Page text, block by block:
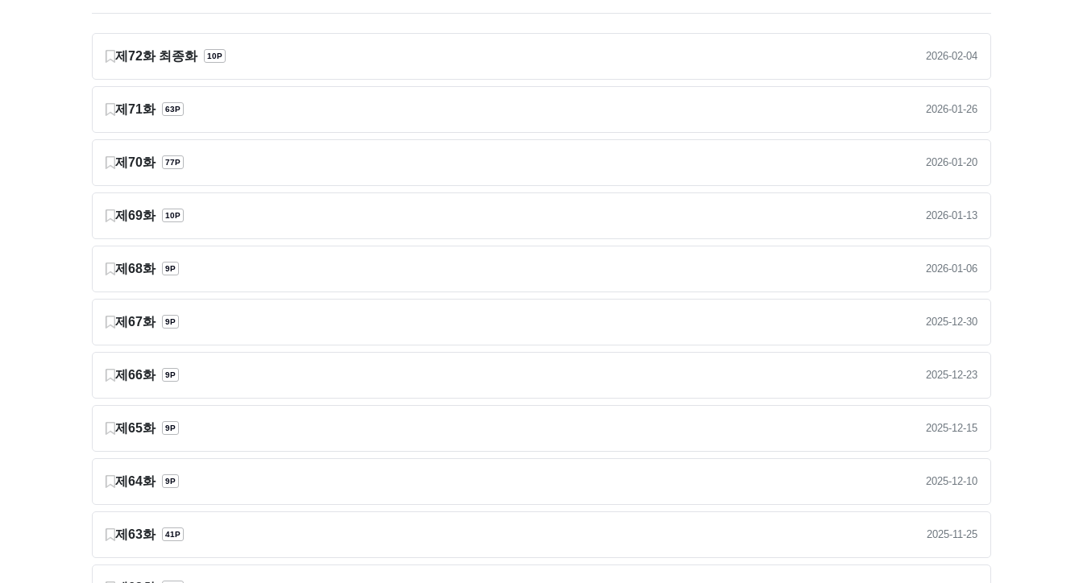
제72화 최종화 10P 2026-02-04
제71화 63P 2026-01-26
제70화 77P 2026-01-20
제69화 10P 2026-01-13
제68화 9P 2026-01-06
제67화 9P 2025-12-30
제66화 9P 2025-12-23
제65화 9P 2025-12-15
제64화 9P 2025-12-10
제63화 41P 2025-11-25